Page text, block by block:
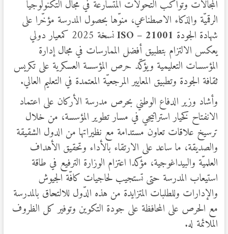
المجالات وتواكب التحوّلات المتسارعة في مجال التكنولوجيا
الرقميّة والذكاء الاصطناعي، منوّها بحصول المدرسة مؤخّرا على
شهادة الجودة 21001
–
ISO
نسخة 2025 كمعيار دولي
يعكس الالتزام بتطبيق أفضل الممارسات في مجال إدارة
المؤسسات التعليمية ويؤكّد حرص المؤسسة العسكرية على تكريس
ثقافة الجودة وتطبيق المعايير المرجعيّة المعتمدة في التعليم العالي.
وأشاد وزير الدفاع الوطني بحرص مدرسة الأركان على اعتماد
الانفتاح كخيار استراتيجي في مسار تطوير المؤسسة، من خلال
ترسيخ علاقات تعاون مستدامة مع نظيراتها من الدول الشقيقة
والصديقة، ما ساعد على الارتقاء بالأداء وتحقيق الأهداف
العلميّة والبيداغوجية، مؤكدا اعتزام الوزارة الترفيع في طاقة
استيعاب المدرسة حتى تستجيب لحاجيات كافّة الجيوش
والإدارات وللطلبات المتزايدة من هذه الدّول للالتحاق بالمدرسة
مع الحرص على المحافظة على جودة التكوين وتوفير كل الظروف
الملائمة له.